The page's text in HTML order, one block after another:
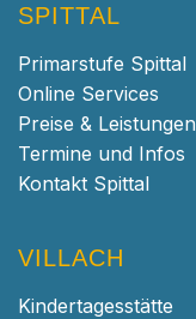
SPITTAL
Primarstufe Spittal
Online Services
Preise & Leistungen
Termine und Infos
Kontakt Spittal
VILLACH
Kindertagesstätte